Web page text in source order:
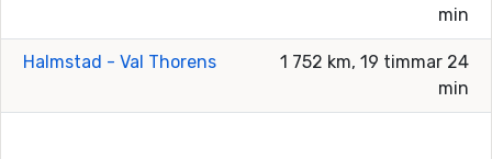
min
Halmstad - Val Thorens
1 752 km, 19 timmar 24
min